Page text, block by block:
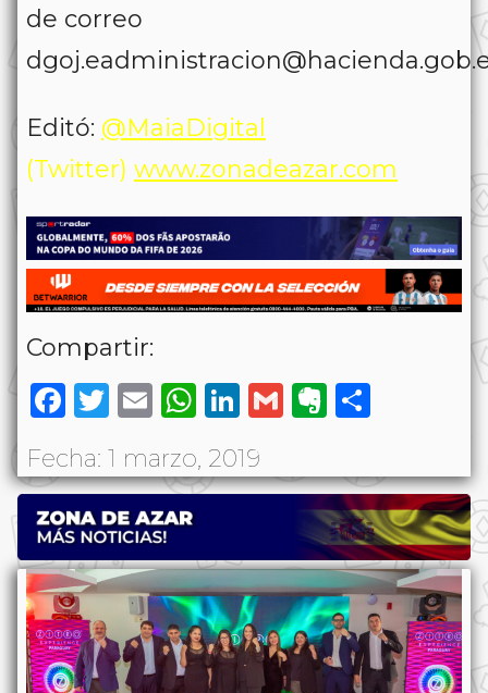
de correo
Editó: @MaiaDigital
(Twitter) www.zonadeazar.com
Compartir:
Facebook
Twitter
EmailWhatsApp
LinkedIn
GmailEvernote
Fecha: 1 marzo, 2019